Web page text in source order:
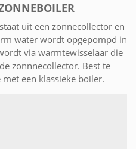
uit een zonnecollector en
water wordt opgepompd in
via warmtewisselaar die
zonnnecollector. Best te
een klassieke boiler.